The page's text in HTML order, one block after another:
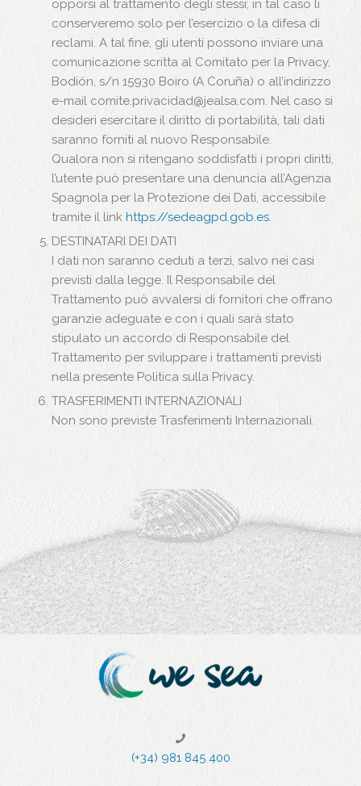
opporsi al trattamento degli stessi; in tal caso li
conserveremo solo per l’esercizio o la difesa di
reclami. A tal fine, gli utenti possono inviare una
comunicazione scritta al Comitato per la Privacy,
Bodión, s/n 15930 Boiro (A Coruña) o all’indirizzo
e-mail comite.privacidad@jealsa.com. Nel caso si
desideri esercitare il diritto di portabilità, tali dati
saranno forniti al nuovo Responsabile.
Qualora non si ritengano soddisfatti i propri diritti,
l’utente può presentare una denuncia all’Agenzia
Spagnola per la Protezione dei Dati, accessibile
tramite il link https://sedeagpd.gob.es.
DESTINATARI DEI DATI
I dati non saranno ceduti a terzi, salvo nei casi
previsti dalla legge. Il Responsabile del
Trattamento può avvalersi di fornitori che offrano
garanzie adeguate e con i quali sarà stato
stipulato un accordo di Responsabile del
Trattamento per sviluppare i trattamenti previsti
nella presente Politica sulla Privacy.
TRASFERIMENTI INTERNAZIONALI
Non sono previste Trasferimenti Internazionali.
(+34) 981 845 400